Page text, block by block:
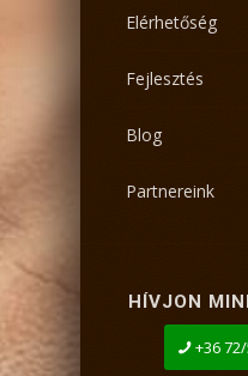
Elérhetőség
Fejlesztés
Blog
Partnereink
HÍVJON
+36